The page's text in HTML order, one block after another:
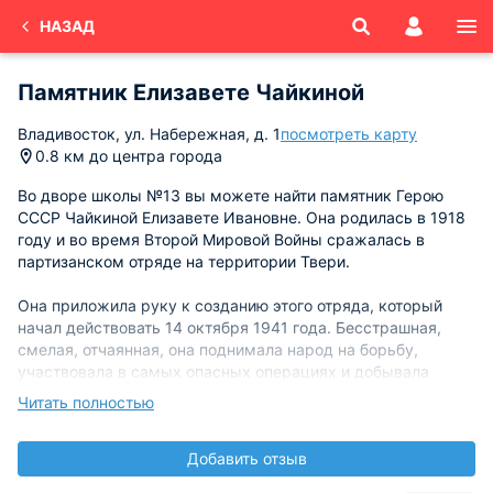
НАЗАД
Памятник Елизавете Чайкиной
Владивосток, ул. Набережная, д. 1посмотреть карту
0.8 км до центра города
Во дворе школы №13 вы можете найти памятник Герою
СССР Чайкиной Елизавете Ивановне. Она родилась в 1918
году и во время Второй Мировой Войны сражалась в
партизанском отряде на территории Твери.
Она приложила руку к созданию этого отряда, который
начал действовать 14 октября 1941 года. Бесстрашная,
смелая, отчаянная, она поднимала народ на борьбу,
участвовала в самых опасных операциях и добывала
ценнейшую информацию. Елизавета могла пробраться в
захваченные населённые пункты и оставаться
незамеченной. Она являлась самым ценнейшим человеком
в партизанском отряде.
Читать полностью
Добавить отзыв